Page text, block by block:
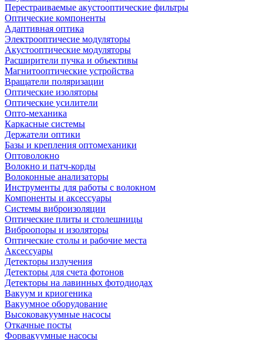
Перестраиваемые акустооптические фильтры
Оптические компоненты
Адаптивная оптика
Электрооптичесие модуляторы
Акустооптические модуляторы
Расширители пучка и объективы
Магнитооптические устройства
Вращатели поляризации
Оптические изоляторы
Оптические усилители
Опто-механика
Каркасные системы
Держатели оптики
Базы и крепления оптомеханики
Оптоволокно
Волокно и патч-корды
Волоконные анализаторы
Инструменты для работы с волокном
Компоненты и аксессуары
Системы виброизоляции
Оптические плиты и столешницы
Виброопоры и изоляторы
Оптические столы и рабочие места
Аксессуары
Детекторы излучения
Детекторы для счета фотонов
Детекторы на лавинных фотодиодах
Вакуум и криогеника
Вакуумное оборудование
Высоковакуумные насосы
Откачные посты
Форвакуумные насосы